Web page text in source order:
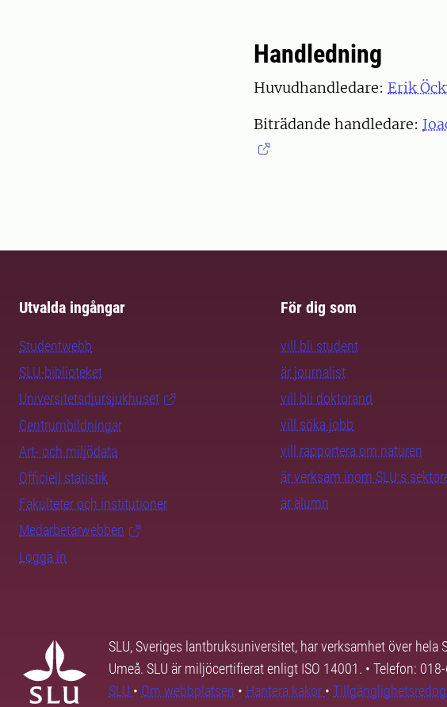
Handledning
Huvudhandledare: Erik
Biträdande handledare:
Utvalda ingångar
Studentwebb
SLU-biblioteket
Universitetsdjursjukhuset
Centrumbildningar
Art- och miljödata
Officiell statistik
Fakulteter och institutioner
Medarbetarwebben
Logga in
För dig som
vill bli student
är journalist
vill bli doktorand
vill söka jobb
vill rapportera om naturen
är verksam inom SLU:s
är alumn
SLU, Sveriges lantbruksuniversitet, har verksamhet över hela
Umeå. SLU är miljöcertifierat enligt ISO 14001. • Telefon:
SLU • Om webbplatsen • Hantera kakor •